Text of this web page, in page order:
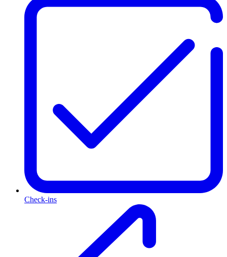
Check-ins